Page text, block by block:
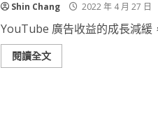
Shin Chang 2022 年 4 月 27 日
YouTube 廣告收益的成長減緩
閱讀全文